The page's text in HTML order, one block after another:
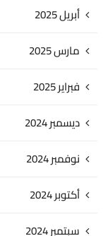
أبريل 2025
مارس 2025
فبراير 2025
ديسمبر 2024
نوفمبر 2024
أكتوبر 2024
سبتمبر 2024